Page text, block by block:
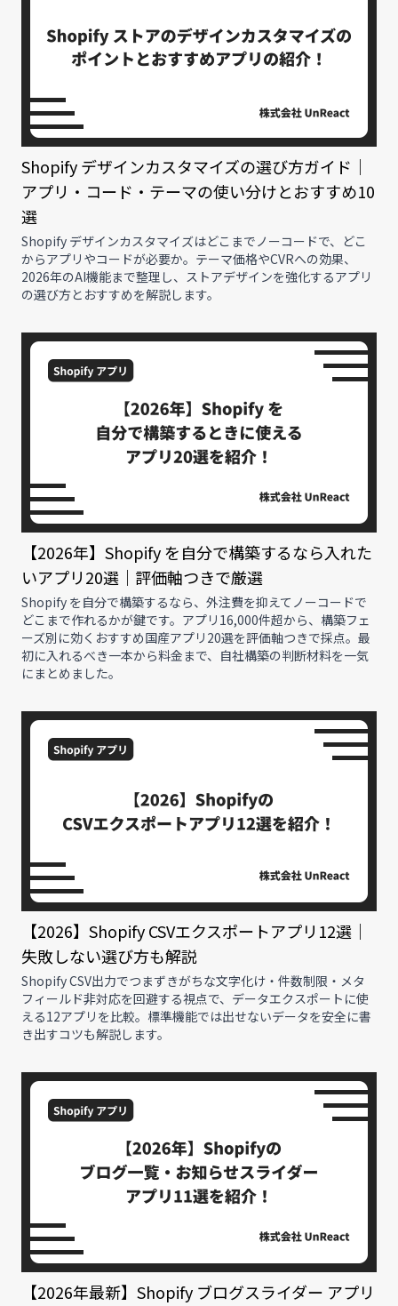
Shopify デザインカスタマイズの選び方ガイド｜
アプリ・コード・テーマの使い分けとおすすめ10
選
Shopify デザインカスタマイズはどこまでノーコードで、どこ
からアプリやコードが必要か。テーマ価格やCVRへの効果、
2026年のAI機能まで整理し、ストアデザインを強化するアプリ
の選び方とおすすめを解説します。
【2026年】Shopify を自分で構築するなら入れた
いアプリ20選｜評価軸つきで厳選
Shopify を自分で構築するなら、外注費を抑えてノーコードで
どこまで作れるかが鍵です。アプリ16,000件超から、構築フェ
ーズ別に効くおすすめ国産アプリ20選を評価軸つきで採点。最
初に入れるべき一本から料金まで、自社構築の判断材料を一気
にまとめました。
【2026】Shopify CSVエクスポートアプリ12選｜
失敗しない選び方も解説
Shopify CSV出力でつまずきがちな文字化け・件数制限・メタ
フィールド非対応を回避する視点で、データエクスポートに使
える12アプリを比較。標準機能では出せないデータを安全に書
き出すコツも解説します。
【2026年最新】Shopify ブログスライダー アプリ